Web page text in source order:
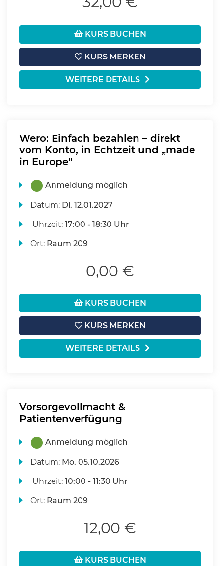
KURS BUCHEN
KURS MERKEN
WEITERE DETAILS
Wero: Einfach bezahlen – direkt
vom Konto, in Echtzeit und „made
in Europe"
Anmeldung möglich
Datum: Di. 12.01.2027
Uhrzeit:17:00 - 18:30 Uhr
Ort: Raum 209
0,00 €
KURS BUCHEN
KURS MERKEN
WEITERE DETAILS
Vorsorgevollmacht &
Patientenverfügung
Anmeldung möglich
Datum: Mo. 05.10.2026
Uhrzeit:10:00 - 11:30 Uhr
Ort: Raum 209
12,00 €
KURS BUCHEN